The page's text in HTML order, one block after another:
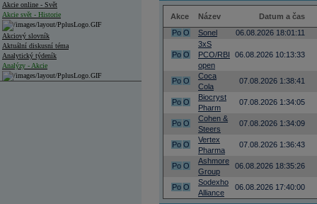
Akcie online - Svět
Akcie svět - Historie
Akciový slovník
Aktuální diskusní téma
Analytický týdeník
Analýzy - Akcie
Akce Název
Datum a čas
Po O Sonel 06.08.2026 18:01:11
Po O
3xS
PCO/RBI
open
06.08.2026 10:13:33
Po O
Coca
Cola
07.08.2026 1:38:41
Po O
Biocryst
Pharm
07.08.2026 1:34:05
Po O
Cohen &
Steers
07.08.2026 1:34:09
Po O
Vertex
Pharma
07.08.2026 1:36:43
Po O
Ashmore
Group
06.08.2026 18:35:26
Po O
Sodexho
Alliance
06.08.2026 17:40:00